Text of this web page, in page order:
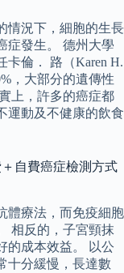
情況下，細胞的生長
症發生。 德州大學
卡倫． 路（Karen H.
，大部分的遺傳性
上，許多的癌症都
運動及不健康的飲食
自費癌症檢測方式
體療法，而免疫細胞
相反的，子宮頸抹
的成本效益。 以公
十分緩慢，長達數